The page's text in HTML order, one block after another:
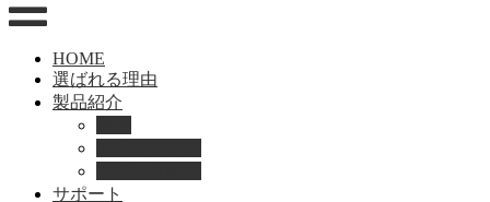
HOME
選ばれる理由
製品紹介
サポート